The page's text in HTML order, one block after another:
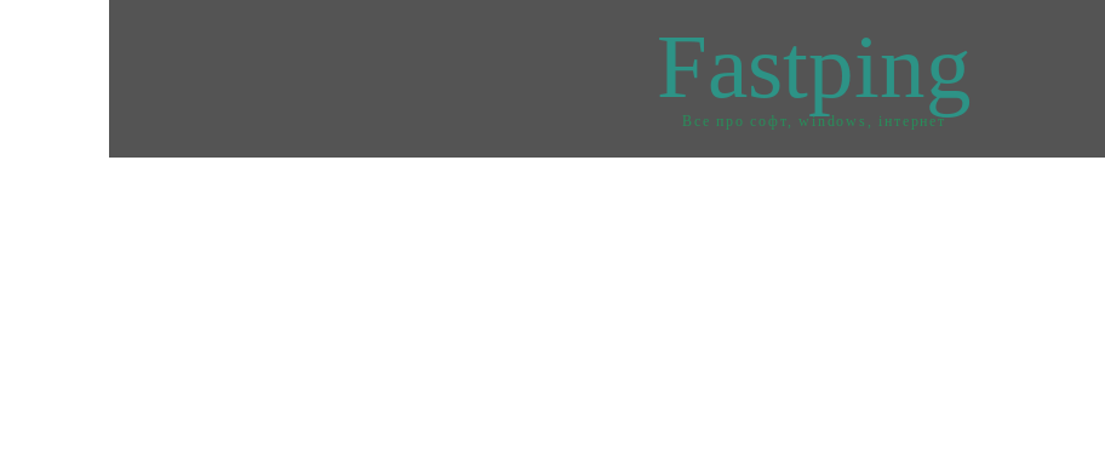
Fastping
Все про софт, windows, інтернет